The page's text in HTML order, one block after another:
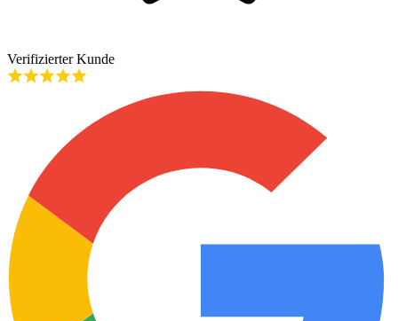
Verifizierter Kunde